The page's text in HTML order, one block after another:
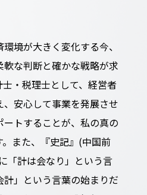
境が大きく変化する今、
な判断と確かな戦略が求
・税理士として、経営者
安心して事業を発展させ
トすることが、私の真の
また、『史記』(中国前
「計は会なり」という言
」という言葉の始まりだ